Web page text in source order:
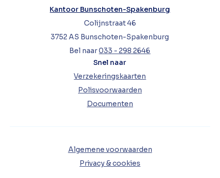
Kantoor Bunschoten-Spakenburg
Colijnstraat 46
3752 AS Bunschoten-Spakenburg
Bel naar033 - 298 2646
Snel naar
Verzekeringskaarten
Polisvoorwaarden
Documenten
Algemene voorwaarden
Privacy & cookies